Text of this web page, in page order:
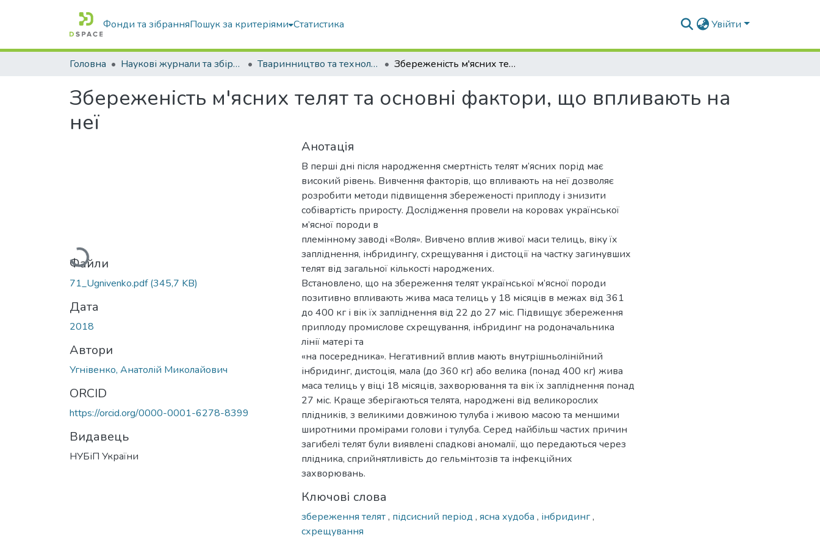
Фонди та зібранняПошук за критеріями Статистика Увійти
Головна Наукові журнали та збірники видань Тваринництво та технології харчових продуктів Збереженість м'ясних телят та основні фактори, що впливають на неї
Збереженість м'ясних телят та основні фактори, що впливають на
неї
Вантажиться...
Файли
71_Ugnivenko.pdf(345,7 KB)
Дата
2018
Автори
Угнівенко, Анатолій Миколайович
ORCID
https://orcid.org/0000-0001-6278-8399
Видавець
НУБіП України
Анотація
В перші дні після народження смертність телят м’ясних порід має
високий рівень. Вивчення факторів, що впливають на неї дозволяє
розробити методи підвищення збереженості приплоду і знизити
собівартість приросту. Дослідження провели на коровах української
м’ясної породи в
племінному заводі «Воля». Вивчено вплив живої маси телиць, віку їх
запліднення, інбридингу, схрещування і дистоції на частку загинувших
телят від загальної кількості народжених.
Встановлено, що на збереження телят української м’ясної породи
позитивно впливають жива маса телиць у 18 місяців в межах від 361
до 400 кг і вік їх запліднення від 22 до 27 міс. Підвищує збереження
приплоду промислове схрещування, інбридинг на родоначальника
лінії матері та
«на посередника». Негативний вплив мають внутрішньолінійний
інбридинг, дистоція, мала (до 360 кг) або велика (понад 400 кг) жива
маса телиць у віці 18 місяців, захворювання та вік їх запліднення понад
27 міс. Краще зберігаються телята, народжені від великорослих
плідників, з великими довжиною тулуба і живою масою та меншими
широтними промірами голови і тулуба. Серед найбільш частих причин
загибелі телят були виявлені спадкові аномалії, що передаються через
плідника, сприйнятливість до гельмінтозів та інфекційних
захворювань.
Ключові слова
збереження телят, підсисний період , ясна худоба , інбридинг,
схрещування